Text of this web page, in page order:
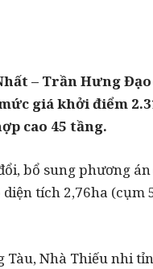
– Trần Hưng
giá khởi điểm
cao 45 tầng.
bổ sung phương
tích 2,76ha (cụm
Nhà Thiếu nhi